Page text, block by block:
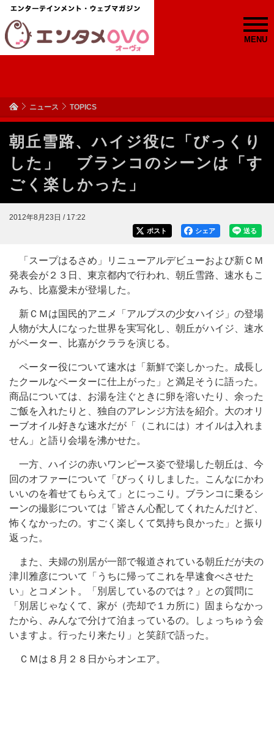
MENU
ニュース TOPICS
朝丘雪路、ハイジ役に「びっくり
した」 ブランコのシーンは「す
ごく楽しかった」
2012年8月23日 / 17:22
送る
シェア
ポスト
「スープはるさめ」リニューアルデビューおよび新ＣＭ
発表会が２３日、東京都内で行われ、朝丘雪路、速水もこ
みち、比嘉愛未が登場した。
新ＣＭは国民的アニメ「アルプスの少女ハイジ」の登場
人物が大人になった世界を実写化し、朝丘がハイジ、速水
がペーター、比嘉がクララを演じる。
ペーター役について速水は「新鮮で楽しかった。成長し
たクールなペーターに仕上がった」と満足そうに語った。
商品については、お湯を注ぐときに卵を溶いたり、余った
ご飯を入れたりと、独自のアレンジ方法を紹介。大のオリ
ーブオイル好きな速水だが「（これには）オイルは入れま
せん」と語り会場を沸かせた。
一方、ハイジの赤いワンピース姿で登場した朝丘は、今
回のオファーについて「びっくりしました。こんなにかわ
いいのを着せてもらえて」とにっこり。ブランコに乗るシ
ーンの撮影については「皆さん心配してくれたんだけど、
怖くなかったの。すごく楽しくて気持ち良かった」と振り
返った。
また、夫婦の別居が一部で報道されている朝丘だが夫の
津川雅彦について「うちに帰ってこれを早速食べさせた
い」とコメント。「別居しているのでは？」との質問に
「別居じゃなくて、家が（売却で１カ所に）固まらなかっ
たから、みんなで分けて泊まっているの。しょっちゅう会
いますよ。行ったり来たり」と笑顔で語った。
ＣＭは８月２８日からオンエア。